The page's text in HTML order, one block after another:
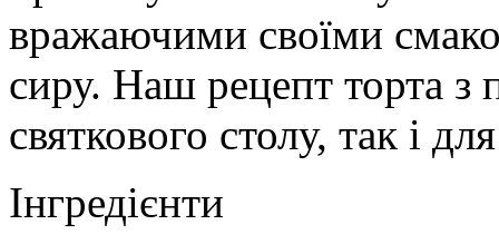
вражаючими своїми
сиру. Наш рецепт торта з
святкового столу, так і
Інгредієнти